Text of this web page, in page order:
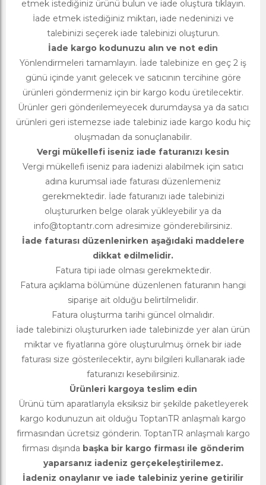
etmek istediğiniz ürünü bulun ve iade oluştura tıklayın.
İade etmek istediğiniz miktarı, iade nedeninizi ve
talebinizi seçerek iade talebinizi oluşturun.
İade kargo kodunuzu alın ve not edin
Yönlendirmeleri tamamlayın. İade talebinize en geç 2 iş
günü içinde yanıt gelecek ve satıcının tercihine göre
ürünleri göndermeniz için bir kargo kodu üretilecektir.
Ürünler geri gönderilemeyecek durumdaysa ya da satıcı
ürünleri geri istemezse iade talebiniz iade kargo kodu hiç
oluşmadan da sonuçlanabilir.
Vergi mükellefi iseniz iade faturanızı kesin
Vergi mükellefi iseniz para iadenizi alabilmek için satıcı
adına kurumsal iade faturası düzenlemeniz
gerekmektedir. İade faturanızı iade talebinizi
oluştururken belge olarak yükleyebilir ya da
info@toptantr.com adresimize gönderebilirsiniz.
İade faturası düzenlenirken aşağıdaki maddelere
dikkat edilmelidir.
Fatura tipi iade olması gerekmektedir.
Fatura açıklama bölümüne düzenlenen faturanın hangi
siparişe ait olduğu belirtilmelidir.
Fatura oluşturma tarihi güncel olmalıdır.
İade talebinizi oluştururken iade talebinizde yer alan ürün
miktar ve fiyatlarına göre oluşturulmuş örnek bir iade
faturası size gösterilecektir, aynı bilgileri kullanarak iade
faturanızı kesebilirsiniz.
Ürünleri kargoya teslim edin
Ürünü tüm aparatlarıyla eksiksiz bir şekilde paketleyerek
kargo kodunuzun ait olduğu ToptanTR anlaşmalı kargo
firmasından ücretsiz gönderin. ToptanTR anlaşmalı kargo
firması dışında başka bir kargo firması ile gönderim
yaparsanız iadeniz gerçekeleştirilemez.
İadeniz onaylanır ve iade talebiniz yerine getirilir